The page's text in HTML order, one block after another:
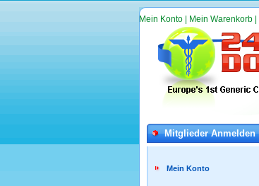
Mein Konto Mein Warenkorb
Mitglieder Anmelden
Mein Konto